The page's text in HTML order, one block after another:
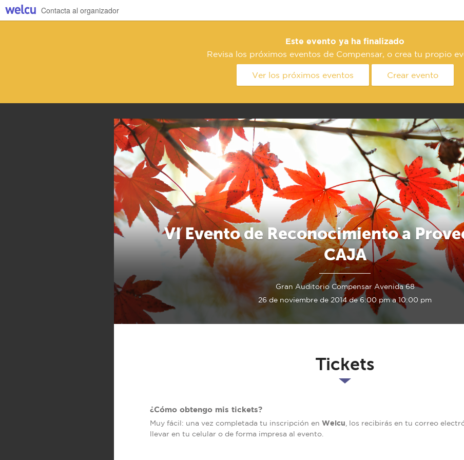
Contacta al organizador
Este evento ya ha finalizado
Revisa los próximos eventos de Compensar, o crea tu propio
Ver los próximos eventos Crear evento
VI Evento de Reconocimiento a
CAJA
Gran Auditorio Compensar Avenida 68
26 de noviembre de 2014 de 6:00 pm a 10:00 pm
Tickets
¿Cómo obtengo mis tickets?
Muy fácil: una vez completada tu inscripción en Welcu , los recibirás en tu correo
llevar en tu celular o de forma impresa al evento.